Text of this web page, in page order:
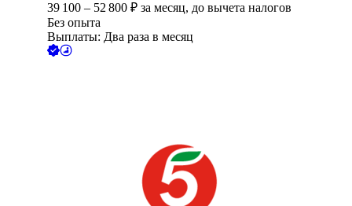
39 100 – 52 800 ₽ за месяц, до вычета налогов
Без опыта
Выплаты: Два раза в месяц